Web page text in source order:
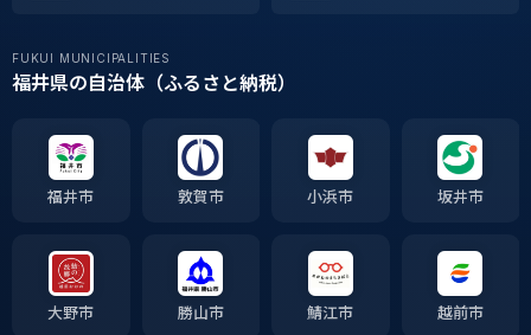
FUKUI MUNICIPALITIES
福井県の自治体（ふるさと納税）
福井市 敦賀市 小浜市 坂井市
大野市 勝山市 鯖江市 越前市